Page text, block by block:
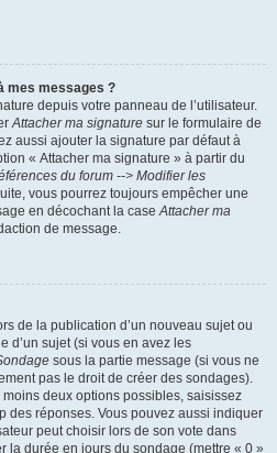
mes messages ?
depuis votre panneau de l’utilisateur.
Attacher ma signature sur le formulaire de
aussi ajouter la signature par défaut à
« Attacher ma signature » à partir du
du forum --> Modifier les
vous pourrez toujours empêcher une
en décochant la caseAttacher ma
de message.
de la publication d’un nouveau sujet ou
d’un sujet (si vous en avez les
sous la partie message (si vous ne
pas le droit de créer des sondages).
deux options possibles, saisissez
des réponses. Vous pouvez aussi indiquer
peut choisir lors de son vote dans
la durée en jours du sondage (mettre « 0 »